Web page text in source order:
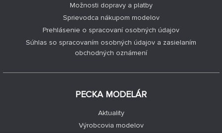
Možnosti dopravy a platby
Sprievodca nákupom modelov
Prehlásenie o spracovaní osobných údajov
Súhlas so spracovaním osobných údajov a zasielaním
obchodných oznámení
PECKA MODELÁR
Aktuality
Výrobcovia modelov